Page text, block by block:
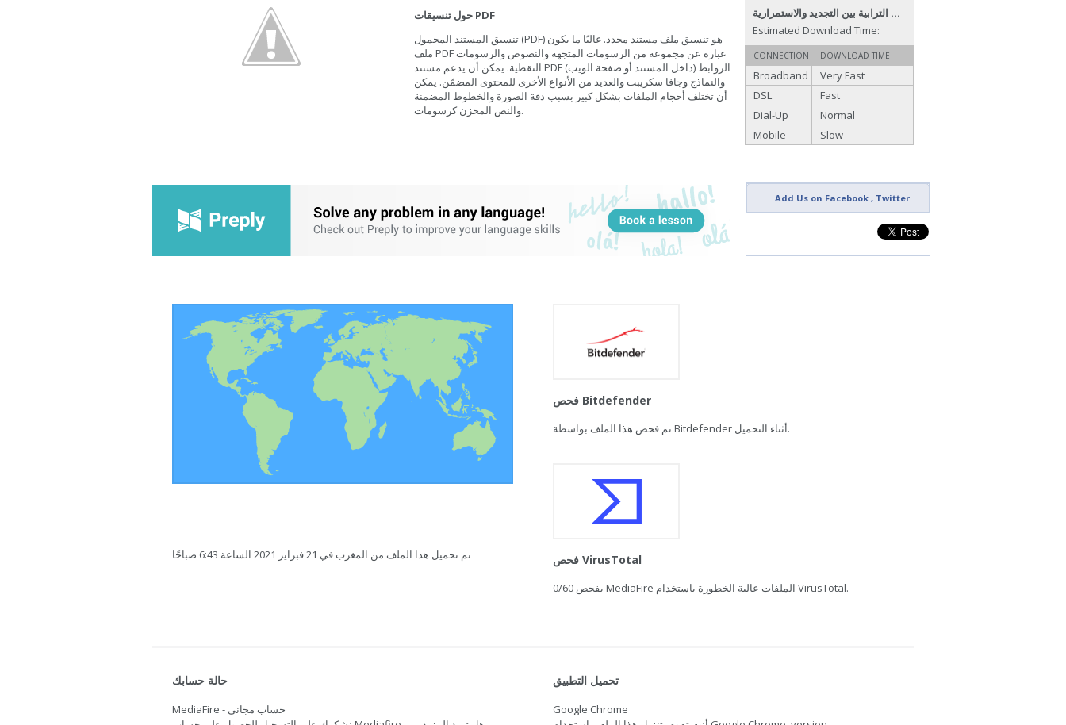
حول تنسيقات PDF
تنسيق المستند المحمول (PDF) هو تنسيق ملف مستند محدد. غالبًا ما يكون
ملف PDF عبارة عن مجموعة من الرسومات المتجهة والنصوص والرسومات
النقطية. يمكن أن يدعم مستند PDF الروابط (داخل المستند أو صفحة الويب)
والنماذج وجافا سكريبت والعديد من الأنواع الأخرى للمحتوى المضمّن. يمكن
أن تختلف أحجام الملفات بشكل كبير بسبب دقة الصورة والخطوط المضمنة
والنص المخزن كرسومات.
الجماعات الترابية بين التجديد والاستمرارية
Estimated Download Time:
CONNECTION DOWNLOAD TIME
Broadband
Very Fast
DSL
Fast
Dial-Up
Normal
Mobile
Slow
Add Us on Facebook , Twitter
تم تحميل هذا الملف من المغرب في 21 فبراير 2021 الساعة 6:43 صباحًا
فحص Bitdefender
تم فحص هذا الملف بواسطة Bitdefender أثناء التحميل.
فحص VirusTotal
0/60 يفحص MediaFire الملفات عالية الخطورة باستخدام VirusTotal.
حالة حسابك
MediaFire - حساب مجاني
تحميل التطبيق
Google Chrome